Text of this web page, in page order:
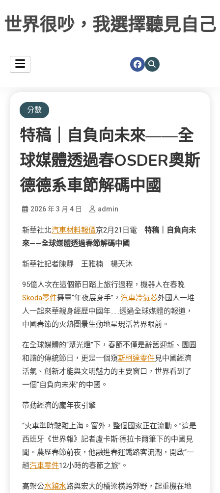
世界很吵，我選擇聽見自己
分數
特稿｜自負向未來——全
球媒體透過春OSDER奧斯
德德系車節解碼中國
2026 年 3 月 4 日 admin
新華社北汽車材料報價京2月21日電 特稿｜自負向未
來——全球媒體透過春節解碼中國
新華社記者陳靜 王雅楠 楊天沐
95億人次在這個節日踏上旅行過程，機器人在春晚
Skoda零件舞臺“年夜展身手”， 汽車冷氣芯外國人一堆
人一起來華親身經歷中國年……透過全球媒體的報道，
中國春節的火熱圖景生動地呈現活著界眼前。
在全球媒體的“聚光燈”下，春節不僅是辭舊迎新、團圓
和諧的傳統節日，更是一個窺斯柯達零件見中國經濟
活氣、創新才能與文明魅力的主要窗口，世界看到了
一個“自負向未來”的中國。
帶動經濟的龐年夜引擎
“火車準時駛離上海。窗外，整個國家正在流動。”這是
西班牙《世界報》記者盧卡斯·德拉卡爾筆下的中國見
聞。農歷春節前夜，他融進春運鐵路客流潮，開啟“一
趟汽車零件12小時的春節之旅”。
高架公水箱水路與宏大的橋梁橫跨郊野，起重機在地